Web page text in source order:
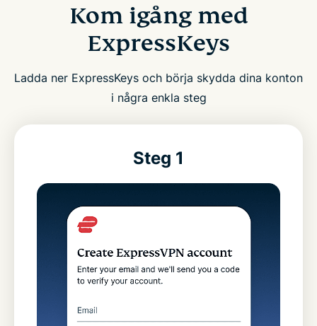
Kom igång med
ExpressKeys
Ladda ner ExpressKeys och börja skydda dina konton
i några enkla steg
Steg 1